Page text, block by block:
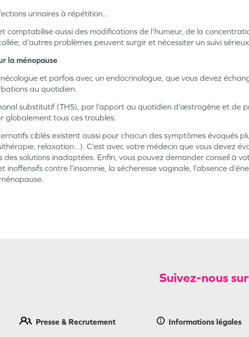
urinaires à répétition...
comptabilise aussi des modifications de l’humeur, de la
d’autres problèmes peuvent surgir et nécessiter un suivi
la ménopause
et parfois avec un endocrinologue, que vous devez
au quotidien.
substitutif (THS), par l’apport au quotidien d’œstrogène et de
globalement tous ces troubles.
ciblés existent aussi pour chacun des symptômes évoqués
relaxation...). C’est avec votre médecin que vous devez
des solutions inadaptées. Enfin, vous pouvez demander conseil à
inoffensifs contre l’insomnie, la sécheresse vaginale, l’absence
Suivez-nous
Presse & Recrutement Informations légales